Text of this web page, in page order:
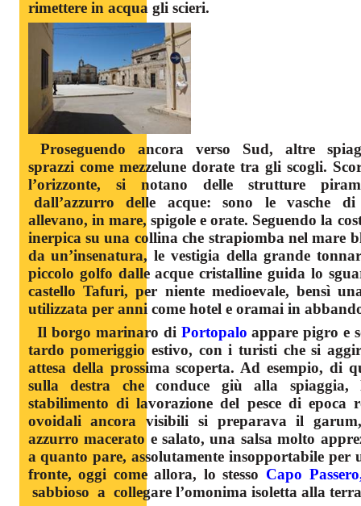
rimettere in acqua gli scieri.
Proseguendo ancora verso Sud, altre
sprazzi come mezzelune dorate tra gli scogli.
l’orizzonte, si notano delle strutture
dall’azzurro delle acque: sono le vasche di
allevano, in mare, spigole e orate. Seguendo la
inerpica su una collina che strapiomba nel mare
da un’insenatura, le vestigia della grande
piccolo golfo dalle acque cristalline guida lo
castello Tafuri, per niente medioevale, bensì
utilizzata per anni come hotel e oramai in
Il borgo marinaro di Portopalo appare pigro e
tardo pomeriggio estivo, con i turisti che si
attesa della prossima scoperta. Ad esempio, di
sulla destra che conduce giù alla spiaggia,
stabilimento di lavorazione del pesce di epoca
ovoidali ancora visibili si preparava il
azzurro macerato e salato, una salsa molto
a quanto pare, assolutamente insopportabile per
fronte, oggi come allora, lo stesso Capo
sabbioso a collegare l’omonima isoletta alla